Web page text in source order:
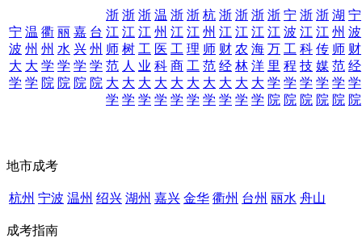
宁
波
大
学
温
州
大
学
衢
州
学
院
丽
水
学
院
嘉
兴
学
院
台
州
学
院
浙
江
师
范
大
学
浙
江
树
人
大
学
浙
江
工
业
大
学
温
州
医
科
大
学
浙
江
工
商
大
学
浙
江
理
工
大
学
杭
州
师
范
大
学
浙
江
财
经
大
学
浙
江
农
林
大
学
浙
江
海
洋
大
学
浙
江
万
里
学
院
宁
波
工
程
学
院
浙
江
科
技
学
院
浙
江
传
媒
学
院
湖
州
师
范
学
院
宁
波
财
经
学
院
地市成考
杭州 宁波 温州 绍兴 湖州 嘉兴 金华 衢州 台州 丽水 舟山
成考指南